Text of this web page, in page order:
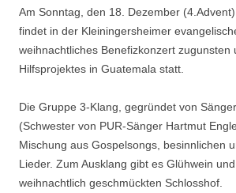
Am Sonntag, den 18. Dezember
findet in der Kleiningersheimer
weihnachtliches Benefizkonzert zugunsten
Hilfsprojektes in Guatemala statt.
Die Gruppe 3-Klang, gegründet von
(Schwester von PUR-Sänger Hartmut
Mischung aus Gospelsongs, besinnlichen
Lieder. Zum Ausklang gibt es Glühwein
weihnachtlich geschmückten Schlosshof.